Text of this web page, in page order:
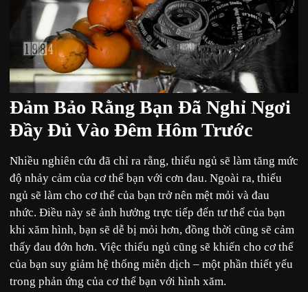
Đảm Bảo Rằng Bạn Đã Nghỉ Ngơi
Đầy Đủ Vào Đêm Hôm Trước
Nhiều nghiên cứu đã chỉ ra rằng, thiếu ngủ sẽ làm tăng mức
độ nhảy cảm của cơ thể bạn với cơn đau. Ngoài ra, thiếu
ngủ sẽ làm cho cơ thể của bạn trở nên mệt mỏi và đau
nhức. Điều này sẽ ảnh hưởng trực tiếp đến tư thế của bạn
khi xăm hình, bạn sẽ dễ bị mỏi hơn, đồng thời cũng sẽ cảm
thấy đau đớn hơn. Việc thiếu ngủ cũng sẽ khiến cho cơ thể
của bạn suy giảm hệ thống miễn dịch – một phần thiết yếu
trong phản ứng của cơ thể bạn với hình xăm.